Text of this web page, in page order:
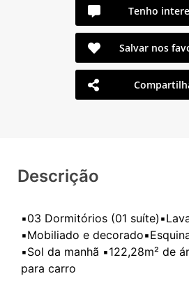
Tenho
Salvar nos
Descrição
▪️03 Dormitórios (01
▪️Mobiliado e
▪️Sol da manhã ▪️122,28m² de